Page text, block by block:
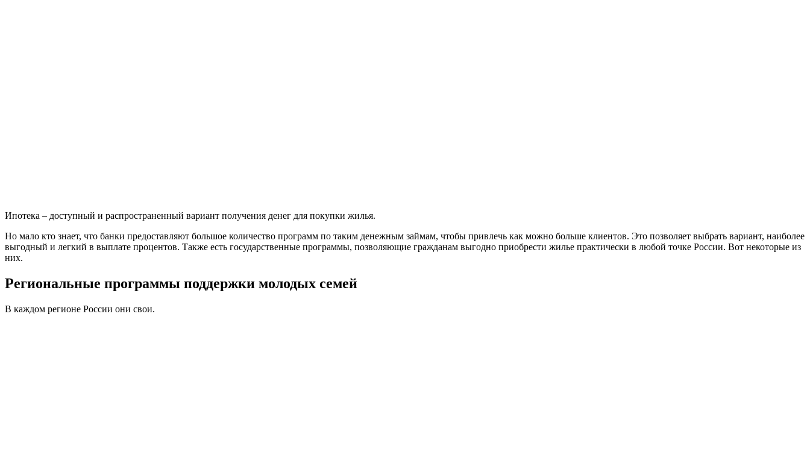
Ипотека – доступный и распространенный вариант получения денег для покупки жилья.
Но мало кто знает, что банки предоставляют большое количество программ по таким денежным займам, чтобы привлечь как можно больше клиентов. Это позволяет выбрать вариант, наиболее
выгодный и легкий в выплате процентов. Также есть государственные программы, позволяющие гражданам выгодно приобрести жилье практически в любой точке России. Вот некоторые из
них.
Региональные программы поддержки молодых семей
В каждом регионе России они свои.